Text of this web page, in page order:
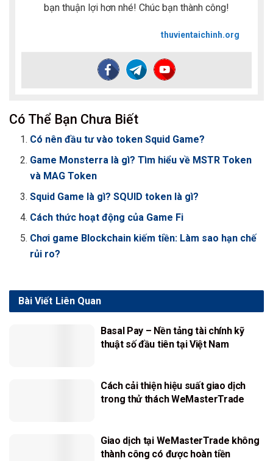
bạn thuận lợi hơn nhé! Chúc bạn thành công!
thuvientaichinh.org
Có Thể Bạn Chưa Biết
Có nên đầu tư vào token Squid Game?
Game Monsterra là gì? Tìm hiểu về MSTR Token
và MAG Token
Squid Game là gì? SQUID token là gì?
Cách thức hoạt động của Game Fi
Chơi game Blockchain kiếm tiền: Làm sao hạn chế
rủi ro?
Liên Quan
Bài Viết
Basal Pay – Nền tảng tài chính kỹ
thuật số đầu tiên tại Việt Nam
Cách cải thiện hiệu suất giao dịch
trong thử thách WeMasterTrade
Giao dịch tại WeMasterTrade không
thành công có được hoàn tiền